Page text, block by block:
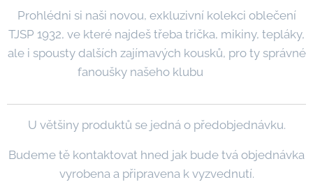
Prohlédni si naši novou, exkluzivní kolekci oblečení
TJSP 1932, ve které najdeš třeba trička, mikiny, tepláky,
ale i spousty dalších zajímavých kousků, pro ty správné
fanoušky našeho klubu 💚🤍
U většiny produktů se jedná o předobjednávku.
Budeme tě kontaktovat hned jak bude tvá objednávka
vyrobena a připravena k vyzvednutí.